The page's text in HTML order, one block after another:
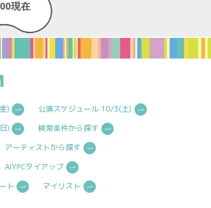
現在
)
公演スケジュール 10/3(土)
)
検索条件から探す
アーティストから探す
AIYPCタイアップ
ト
マイリスト